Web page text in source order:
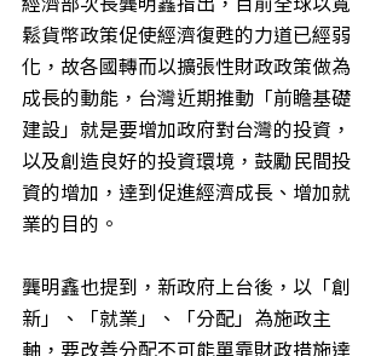
鬆貨幣政策促使經濟復甦的力道已經弱
化，故各國轉而以擴張性財政政策做為
成長的動能，台灣近期推動「前瞻基礎
建設」就是要增加政府對台灣的投資，
以及創造良好的投資環境，鼓勵民間投
資的增加，達到促進經濟成長、增加就
業的目的。
龔明鑫也提到，新政府上台後，以「創
新」、「就業」、「分配」為施政主
軸，要改善分配不可能單靠財政措施達